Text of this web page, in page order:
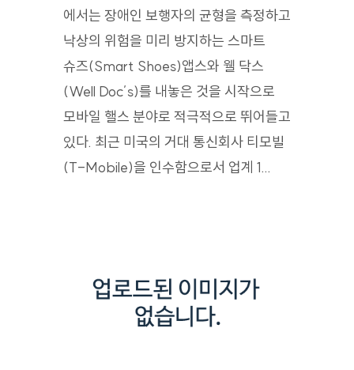
에서는 장애인 보행자의 균형을 측정하고
낙상의 위험을 미리 방지하는 스마트
슈즈(Smart Shoes)앱스와 웰 닥스
(Well Doc’s)를 내놓은 것을 시작으로
모바일 핼스 분야로 적극적으로 뛰어들고
있다. 최근 미국의 거대 통신회사 티모빌
(T-Mobile)을 인수함으로서 업계 1...